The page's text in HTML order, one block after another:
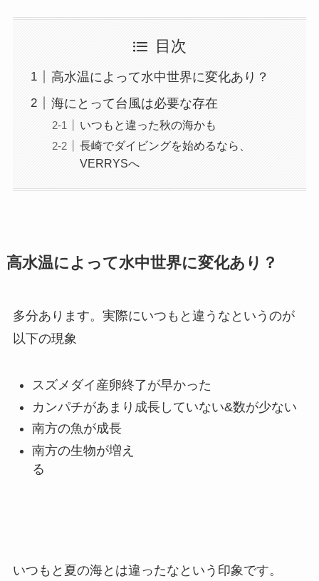
目次
高水温によって水中世界に変化あり？
海にとって台風は必要な存在
いつもと違った秋の海かも
長崎でダイビングを始めるなら、
VERRYSへ
高水温によって水中世界に変化あり？
多分あります。実際にいつもと違うなというのが
以下の現象
スズメダイ産卵終了が早かった
カンパチがあまり成長していない&数が少ない
南方の魚が成長
南方の生物が増え
る
いつもと夏の海とは違ったなという印象です。